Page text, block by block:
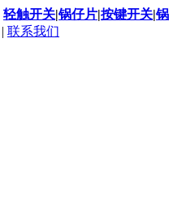
轻触开关|锅仔片|按键开关|
| 联系我们